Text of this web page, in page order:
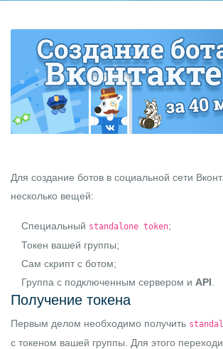
Для создание ботов в социальной сети
несколько вещей:
Специальный standalone token;
Токен вашей группы;
Сам скрипт с ботом;
Группа с подключенным сервером и API
Получение токена
Первым делом необходимо получить
с токеном вашей группы. Для этого